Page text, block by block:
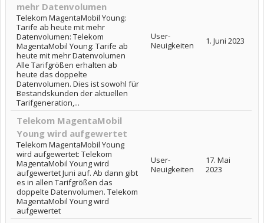
mehr Datenvolumen
Telekom MagentaMobil Young:
Tarife ab heute mit mehr
Datenvolumen: Telekom
MagentaMobil Young: Tarife ab
heute mit mehr Datenvolumen
Alle Tarifgrößen erhalten ab
heute das doppelte
Datenvolumen. Dies ist sowohl für
Bestandskunden der aktuellen
Tarifgeneration,...
User-
Neuigkeiten
1. Juni 2023
Telekom MagentaMobil
Young wird aufgewertet
Telekom MagentaMobil Young
wird aufgewertet: Telekom
MagentaMobil Young wird
aufgewertet Juni auf. Ab dann gibt
es in allen Tarifgrößen das
doppelte Datenvolumen. Telekom
MagentaMobil Young wird
aufgewertet
User-
Neuigkeiten
17. Mai
2023